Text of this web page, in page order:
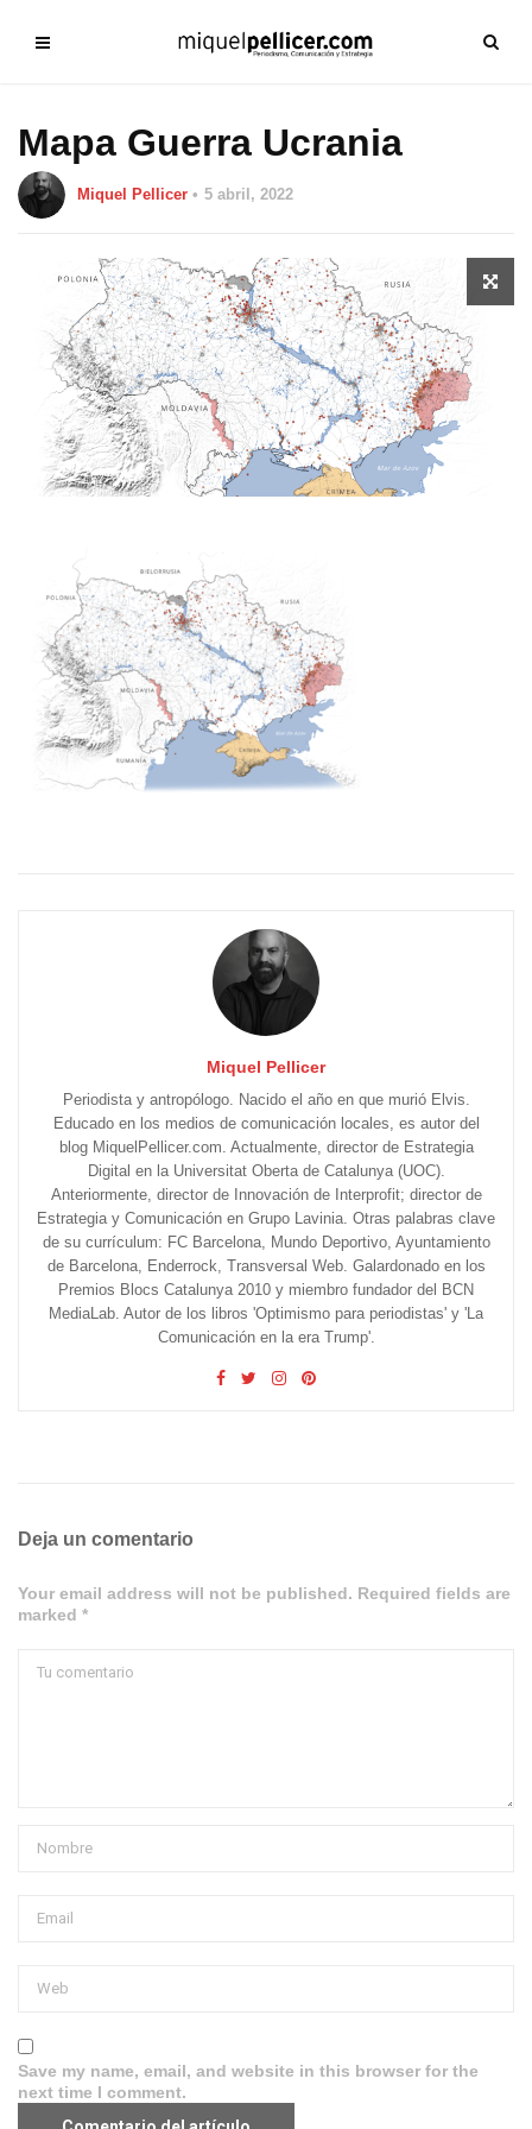
Mapa Guerra Ucrania
Miquel Pellicer 5 abril, 2022
Miquel Pellicer
Periodista y antropólogo. Nacido el año en que murió Elvis.
Educado en los medios de comunicación locales, es autor del
blog MiquelPellicer.com. Actualmente, director de Estrategia
Digital en la Universitat Oberta de Catalunya (UOC).
Anteriormente, director de Innovación de Interprofit; director de
Estrategia y Comunicación en Grupo Lavinia. Otras palabras clave
de su currículum: FC Barcelona, Mundo Deportivo, Ayuntamiento
de Barcelona, Enderrock, Transversal Web. Galardonado en los
Premios Blocs Catalunya 2010 y miembro fundador del BCN
MediaLab. Autor de los libros 'Optimismo para periodistas' y 'La
Comunicación en la era Trump'.
Deja un comentario
Your email address will not be published. Required fields are
marked *
Save my name, email, and website in this browser for the
next time I comment.